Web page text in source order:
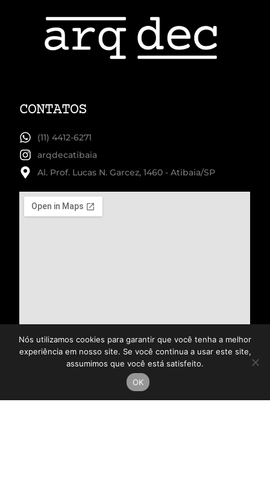
CONTATOS
(11) 4412-6271
arqdecatibaia
Al. Prof. Lucas N. Garcez, 1460 - Atibaia/SP
Nós utilizamos cookies para garantir que você tenha a melhor
experiência em nosso site. Se você continua a usar este site,
assumimos que você está satisfeito.
OK